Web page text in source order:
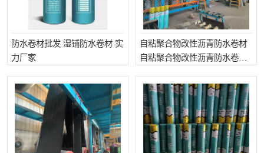
防水卷材批发 湿铺防水卷材 实
力厂家
自粘聚合物改性沥青防水卷材
自粘聚合物改性沥青防水卷材